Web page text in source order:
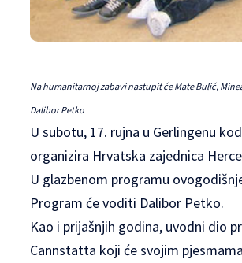
Na humanitarnoj zabavi nastupit će Mate Bulić,
Dalibor Petko
U subotu, 17. rujna u Gerlingenu
organizira Hrvatska zajednica
U glazbenom programu
Program će voditi Dalibor Petko.
Kao i prijašnjih godina, uvodni dio
Cannstatta koji će svojim